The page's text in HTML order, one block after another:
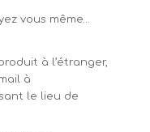
vous même…
à l’étranger,
à
le lieu de